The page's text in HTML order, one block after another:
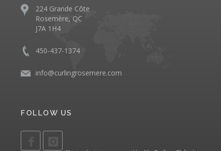
224 Grande Côte
Rosemère, QC
J7A 1H4
450-437-1374
info@curlingrosemere.com
FOLLOW US